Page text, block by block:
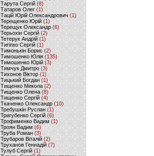
Тарута Сергій (8)
Татаров Олег(1)
Тацій Юрій Олександрович(1)
Терещенко Юрій(1)
Терещук Олександр(6)
Терьохін Сергій (2)
Тетерук Андрій (1)
Тигіпко Сергій(1)
Тимонькін Борис (2)
Тимошенко Юлія (135)
Тимошенко Юрій(3)
Тимчук Дмитро (3)
Тихонов Віктор (1)
Тицький Богдан (1)
Тищенко Микола (2)
Тищенко Олена (8)
Тищенко Сергій (4)
Ткаченко Олександр (10)
Требушкін Руслан (1)
Тригубенко Сергій(6)
Трофименко Вадим (1)
Троян Вадим (6)
Труба Роман(3)
Трубаров Віталій (2)
Труханов Геннадій (7)
Тулуб Сергій(1)